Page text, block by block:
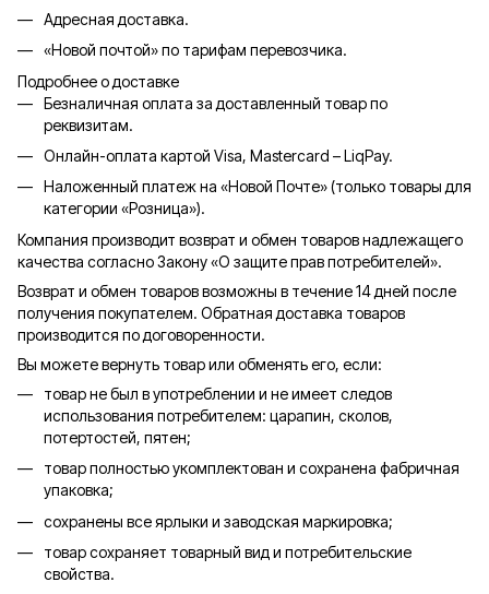
Адресная доставка.
«Новой почтой» по тарифам перевозчика.
Подробнее о доставке
Безналичная оплата за доставленный товар по
реквизитам.
Онлайн-оплата картой Visa, Mastercard – LiqPay.
Наложенный платеж на «Новой Почте» (только товары для
категории «Розница»).
Компания производит возврат и обмен товаров надлежащего
качества согласно Закону «О защите прав потребителей».
Возврат и обмен товаров возможны в течение 14 дней после
получения покупателем. Обратная доставка товаров
производится по договоренности.
Вы можете вернуть товар или обменять его, если:
товар не был в употреблении и не имеет следов
использования потребителем: царапин, сколов,
потертостей, пятен;
товар полностью укомплектован и сохранена фабричная
упаковка;
сохранены все ярлыки и заводская маркировка;
товар сохраняет товарный вид и потребительские
свойства.